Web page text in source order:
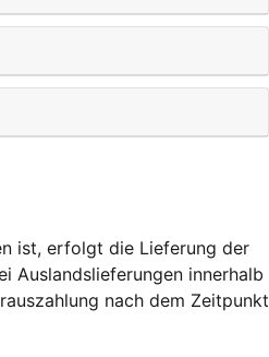
ist, erfolgt die Lieferung der
Auslandslieferungen innerhalb
nach dem Zeitpunkt